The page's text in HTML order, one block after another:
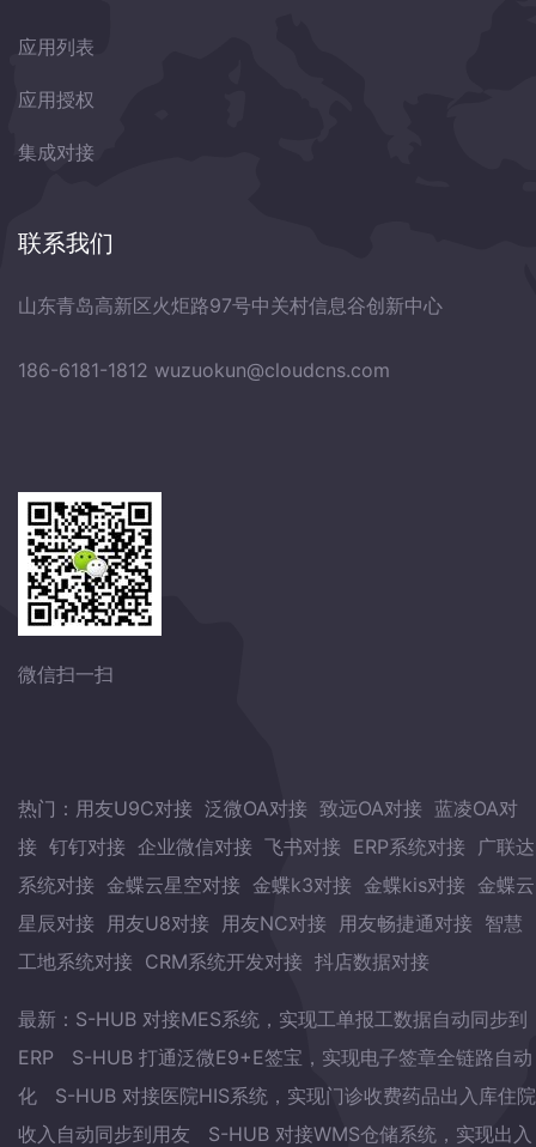
应用列表
应用授权
集成对接
联系我们
山东青岛高新区火炬路97号中关村信息谷创新中心
186-6181-1812 wuzuokun@cloudcns.com
微信扫一扫
热门： 用友U9C对接 泛微OA对接 致远OA对接 蓝凌OA对
接 钉钉对接 企业微信对接 飞书对接 ERP系统对接 广联达
系统对接 金蝶云星空对接 金蝶k3对接 金蝶kis对接 金蝶云
星辰对接 用友U8对接 用友NC对接 用友畅捷通对接 智慧
工地系统对接 CRM系统开发对接 抖店数据对接
最新： S-HUB 对接MES系统，实现工单报工数据自动同步到
ERP
S-HUB 打通泛微E9+E签宝，实现电子签章全链路自动
化
S-HUB 对接医院HIS系统，实现门诊收费药品出入库住院
收入自动同步到用友
S-HUB 对接WMS仓储系统，实现出入